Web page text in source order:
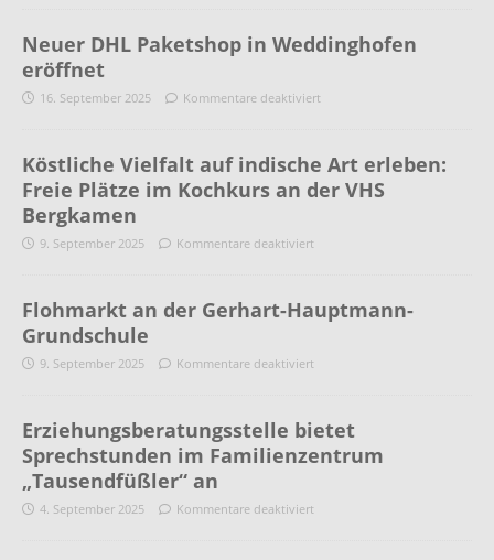
Neuer DHL Paketshop in Weddinghofen
eröffnet
16. September 2025 Kommentare deaktiviert
Köstliche Vielfalt auf indische Art erleben:
Freie Plätze im Kochkurs an der VHS
Bergkamen
9. September 2025 Kommentare deaktiviert
Flohmarkt an der Gerhart-Hauptmann-
Grundschule
9. September 2025 Kommentare deaktiviert
Erziehungsberatungsstelle bietet
Sprechstunden im Familienzentrum
„Tausendfüßler“ an
4. September 2025 Kommentare deaktiviert